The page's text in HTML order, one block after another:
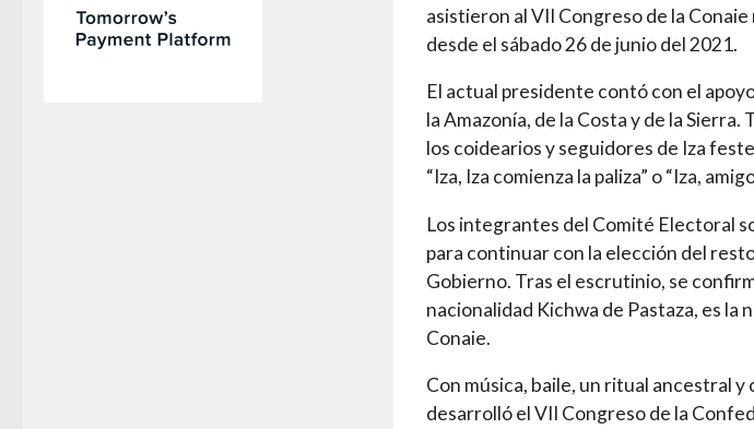
asistieron al VII Congreso de la
desde el sábado 26 de junio del 2021.
El actual presidente contó con el
la Amazonía, de la Costa y de la
los coidearios y seguidores de Iza
“Iza, Iza comienza la paliza” o “Iza,
Los integrantes del Comité Electoral
para continuar con la elección del
Gobierno. Tras el escrutinio, se
nacionalidad Kichwa de Pastaza, es la
Conaie.
Con música, baile, un ritual ancestral y
desarrolló el VII Congreso de la